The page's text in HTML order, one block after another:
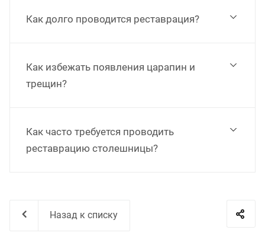
Как долго проводится реставрация?
Как избежать появления царапин и
трещин?
Как часто требуется проводить
реставрацию столешницы?
Назад к списку